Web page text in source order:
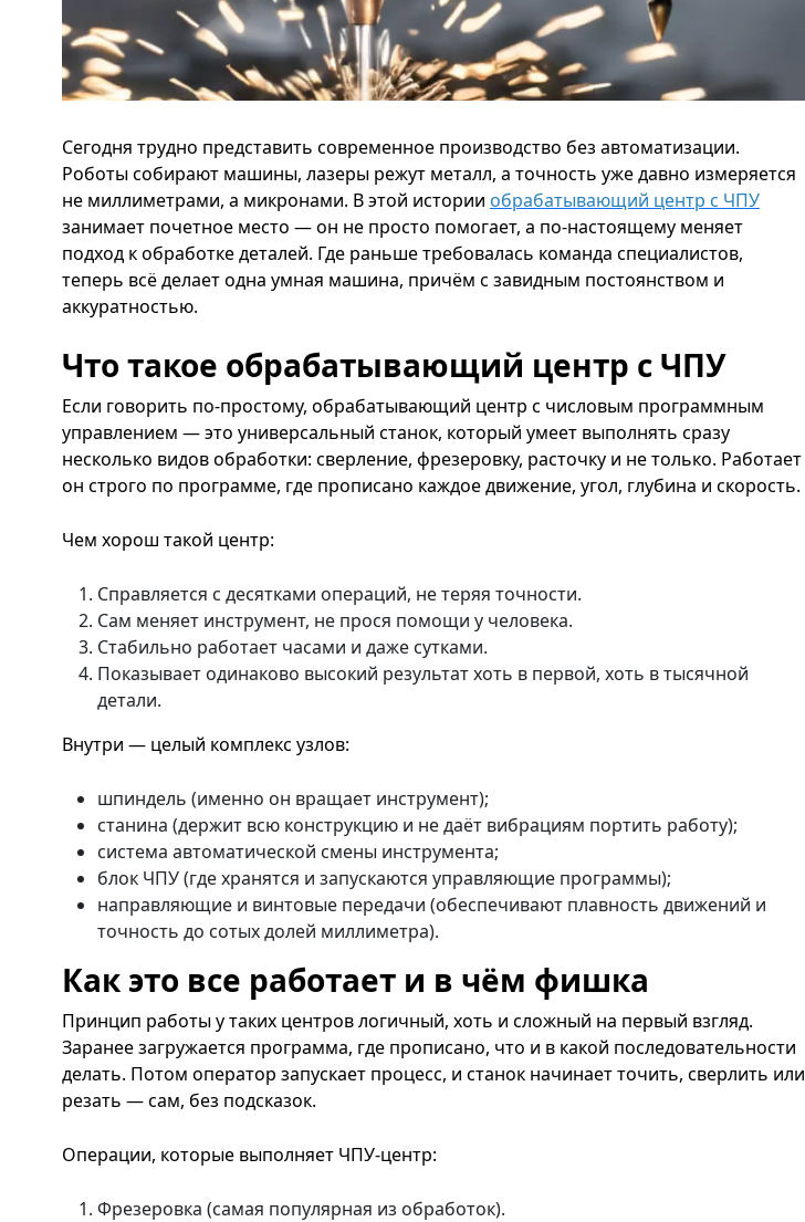
Сегодня трудно представить современное производство без автоматизации.
Роботы собирают машины, лазеры режут металл, а точность уже давно измеряется
не миллиметрами, а микронами. В этой истории обрабатывающий центр с ЧПУ
занимает почетное место — он не просто помогает, а по-настоящему меняет
подход к обработке деталей. Где раньше требовалась команда специалистов,
теперь всё делает одна умная машина, причём с завидным постоянством и
аккуратностью.
Что такое обрабатывающий центр с ЧПУ
Если говорить по-простому, обрабатывающий центр с числовым программным
управлением — это универсальный станок, который умеет выполнять сразу
несколько видов обработки: сверление, фрезеровку, расточку и не только. Работает
он строго по программе, где прописано каждое движение, угол, глубина и скорость.
Чем хорош такой центр:
Справляется с десятками операций, не теряя точности.
Сам меняет инструмент, не прося помощи у человека.
Стабильно работает часами и даже сутками.
Показывает одинаково высокий результат хоть в первой, хоть в тысячной
детали.
Внутри — целый комплекс узлов:
шпиндель (именно он вращает инструмент);
станина (держит всю конструкцию и не даёт вибрациям портить работу);
система автоматической смены инструмента;
блок ЧПУ (где хранятся и запускаются управляющие программы);
направляющие и винтовые передачи (обеспечивают плавность движений и
точность до сотых долей миллиметра).
Как это все работает и в чём фишка
Принцип работы у таких центров логичный, хоть и сложный на первый взгляд.
Заранее загружается программа, где прописано, что и в какой последовательности
делать. Потом оператор запускает процесс, и станок начинает точить, сверлить или
резать — сам, без подсказок.
Операции, которые выполняет ЧПУ-центр:
Фрезеровка (самая популярная из обработок).